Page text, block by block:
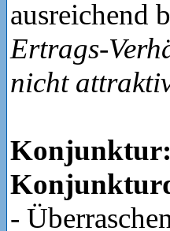
ausreichend
Ertrags-
nicht
Konjunktur:
-